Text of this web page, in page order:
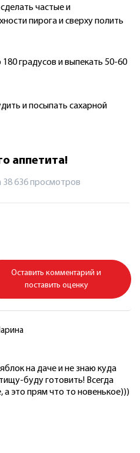
частые и
пирога и сверху полить
градусов и выпекать 50-60
и посыпать сахарной
аппетита!
38 636 просмотров
Оставить комментарий и
поставить оценку
на даче и не знаю куда
буду готовить! Всегда
это прям что то новенькое)))